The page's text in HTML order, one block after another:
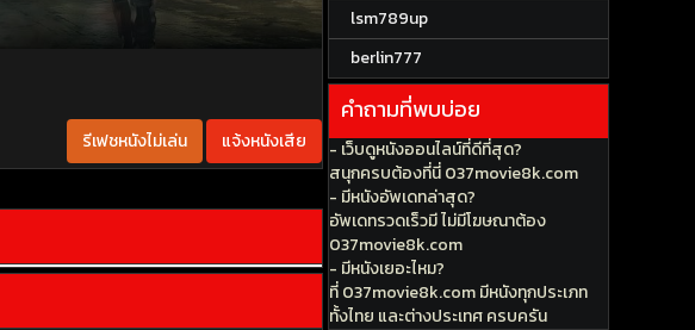
รีเฟชหนังไม่เล่น แจ้งหนังเสีย
lsm789up
berlin777
คำถามที่พบบ่อย
- เว็บดูหนังออนไลน์ที่ดีที่สุด?
สนุกครบต้องที่นี่ 037movie8k.com
- มีหนังอัพเดทล่าสุด?
อัพเดทรวดเร็วมี ไม่มีโฆษณาต้อง
037movie8k.com
- มีหนังเยอะไหม?
ที่ 037movie8k.com มีหนังทุกประเภท
ทั้งไทย และต่างประเทศ ครบครัน